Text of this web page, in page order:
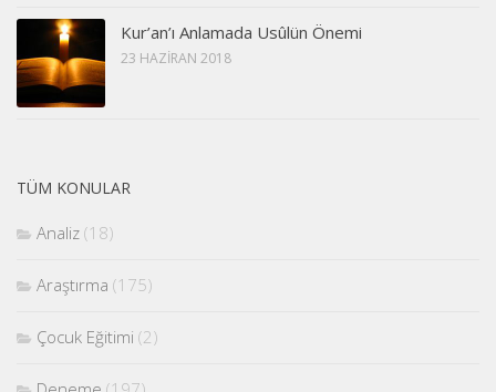
Kur’an’ı Anlamada Usûlün Önemi
23 HAZIRAN 2018
TÜM KONULAR
Analiz (18)
Araştırma (175)
Çocuk Eğitimi (2)